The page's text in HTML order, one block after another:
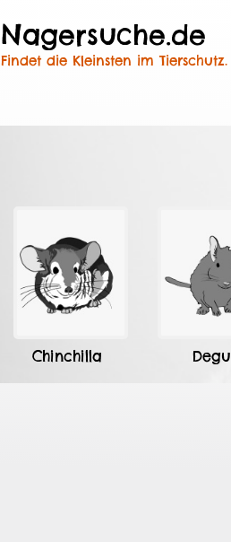
Nagersuche.de
Findet die Kleinsten im Tierschutz.
Chinchilla Degu